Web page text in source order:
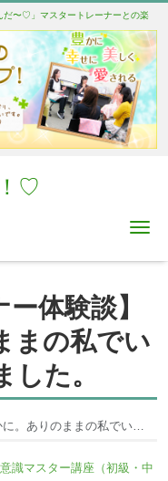
だ〜♡」マスタートレーナーとの楽
♡
体験談】
まの私でい
た。
私でいられるようになりました。
識マスター講座（初級・中